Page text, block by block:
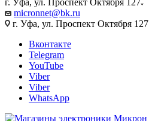
г. Уфа, ул. Проспект Октября 127
micronnet@bk.ru
г. Уфа, ул. Проспект Октября 127
Вконтакте
Telegram
YouTube
Viber
Viber
WhatsApp